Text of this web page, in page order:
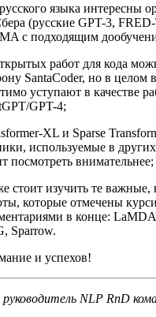
языка интересны
(русские GPT-3,
с подходящим
работ для кода
SantaCoder, но в целом
уступают в качестве
GPT-4;
XL и Sparse
используемые в
посмотреть внимательнее;
стоит изучить те важные,
которые отмечены
в конце:
Sparrow.
и успехов!
, руководитель NLP RnD